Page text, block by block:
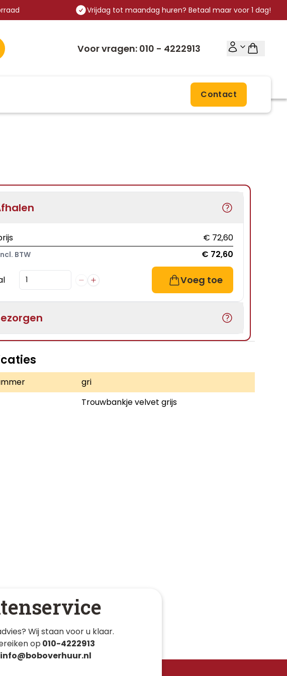
Vrijdag tot maandag huren? Betaal maar voor 1 dag!
Voor vragen: 010 - 4222913
Contact
€ 72,60
BTW € 72,60
Voeg toe
gri
Trouwbankje velvet grijs
Wij staan voor u klaar.
op 010-4222913
info@boboverhuur.nl